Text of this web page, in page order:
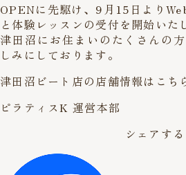
OPENに先駆け、9月15日より
と体験レッスンの受付を開始いた
津田沼にお住まいのたくさんの
しみにしております。
津田沼ビート店の店舗情報は こち
ピラティスK 運営本部
シェアする